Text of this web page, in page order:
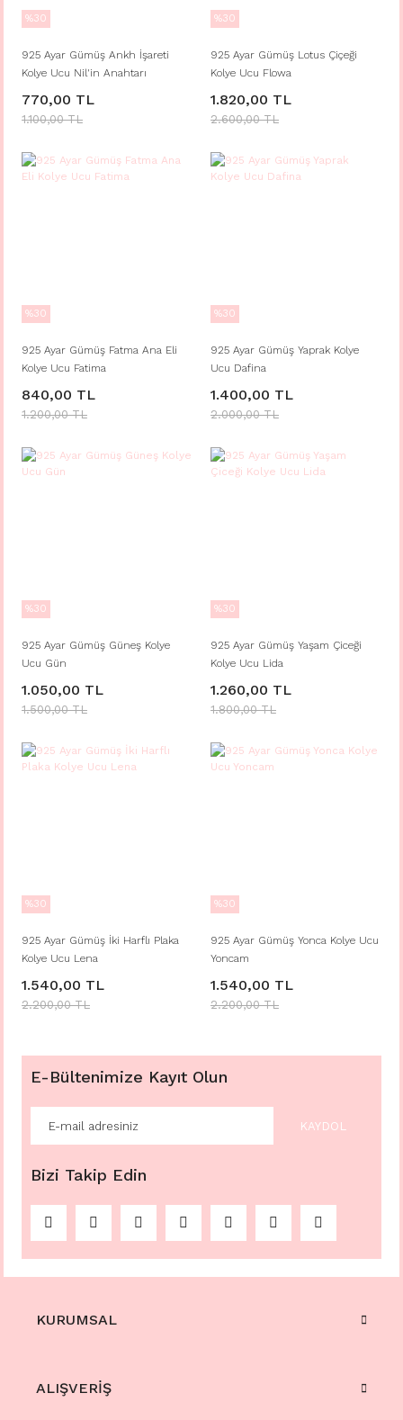
%30
925 Ayar Gümüş Ankh İşareti
Kolye Ucu Nil'in Anahtarı
770,00 TL
1.100,00 TL
%30
925 Ayar Gümüş Lotus Çiçeği
Kolye Ucu Flowa
1.820,00 TL
2.600,00 TL
%30
925 Ayar Gümüş Fatma Ana Eli
Kolye Ucu Fatima
840,00 TL
1.200,00 TL
%30
925 Ayar Gümüş Yaprak Kolye
Ucu Dafina
1.400,00 TL
2.000,00 TL
%30
925 Ayar Gümüş Güneş Kolye
Ucu Gün
1.050,00 TL
1.500,00 TL
%30
925 Ayar Gümüş Yaşam Çiceği
Kolye Ucu Lida
1.260,00 TL
1.800,00 TL
%30
925 Ayar Gümüş İki Harflı Plaka
Kolye Ucu Lena
1.540,00 TL
2.200,00 TL
%30
925 Ayar Gümüş Yonca Kolye Ucu
Yoncam
1.540,00 TL
2.200,00 TL
E-Bültenimize Kayıt Olun
KAYDOL
Bizi Takip Edin
KURUMSAL
ALIŞVERİŞ